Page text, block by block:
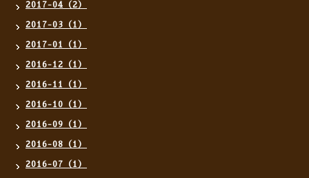
2017-04（2）
2017-03（1）
2017-01（1）
2016-12（1）
2016-11（1）
2016-10（1）
2016-09（1）
2016-08（1）
2016-07（1）